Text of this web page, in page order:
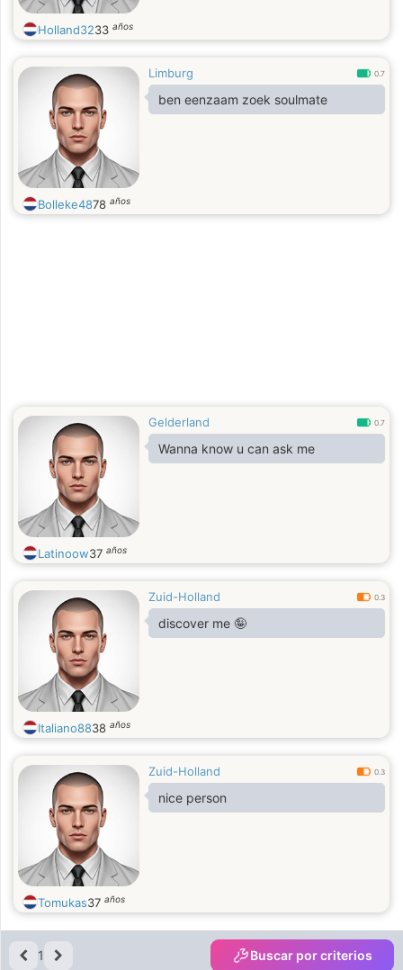
Holland3233 años
Limburg 0.7
ben eenzaam zoek soulmate
Bolleke4878 años
Gelderland 0.7
Wanna know u can ask me
Latinoow37 años
Zuid-Holland 0.3
discover me 🤪
Italiano8838 años
Zuid-Holland 0.3
nice person
Tomukas37 años
1 Buscar por criterios